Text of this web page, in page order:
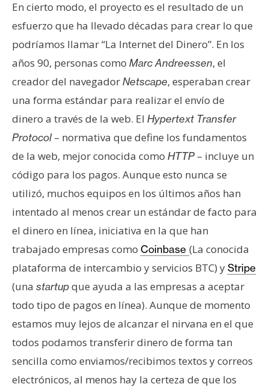
n
t
a
t
o
y
P
b
l
i
c
d
a
d
En cierto modo, el proyecto es el resultado de un
esfuerzo que ha llevado décadas para crear lo que
podríamos llamar “La Internet del Dinero”. En los
años 90, personas como Marc Andreessen, el
creador del navegadorNetscape, esperaban crear
una forma estándar para realizar el envío de
dinero a través de la web. El Hypertext Transfer
Protocol– normativa que define los fundamentos
de la web, mejor conocida como HTTP– incluye un
código para los pagos. Aunque esto nunca se
utilizó, muchos equipos en los últimos años han
intentado al menos crear un estándar de facto para
el dinero en línea, iniciativa en la que han
trabajado empresas como Coinbase (La conocida
plataforma de intercambio y servicios BTC) yStripe
(una startupque ayuda a las empresas a aceptar
todo tipo de pagos en línea). Aunque de momento
estamos muy lejos de alcanzar el nirvana en el que
todos podamos transferir dinero de forma tan
sencilla como enviamos/recibimos textos y correos
electrónicos, al menos hay la certeza de que los